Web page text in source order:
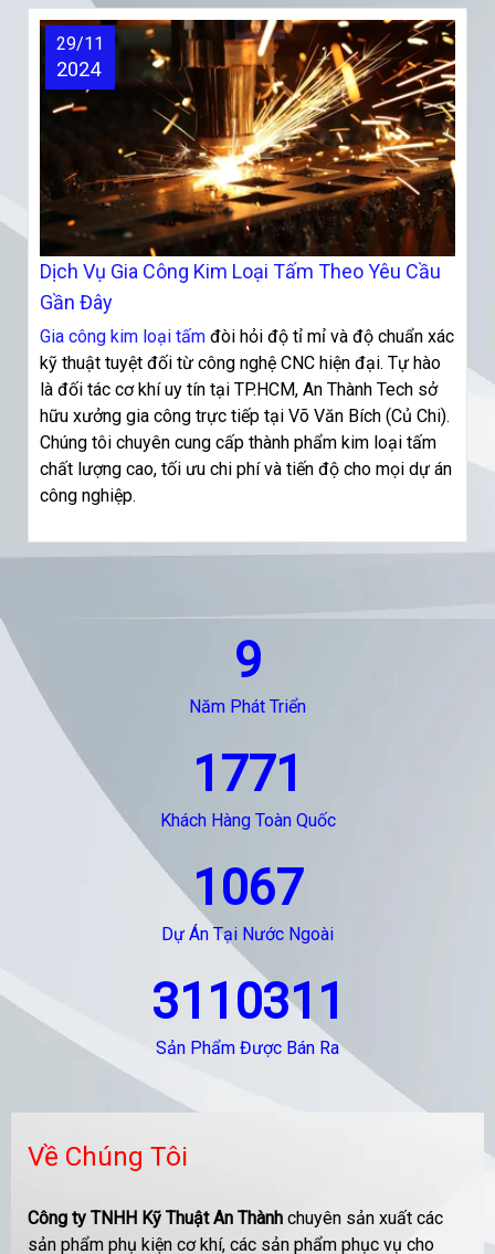
Dịch Vụ Gia Công Kim Loại Tấm Theo Yêu Cầu
Gần Đây
29/11
2024
Gia công kim loại tấm đòi hỏi độ tỉ mỉ và độ chuẩn xác
kỹ thuật tuyệt đối từ công nghệ CNC hiện đại. Tự hào
là đối tác cơ khí uy tín tại TP.HCM, An Thành Tech sở
hữu xưởng gia công trực tiếp tại Võ Văn Bích (Củ Chi).
Chúng tôi chuyên cung cấp thành phẩm kim loại tấm
chất lượng cao, tối ưu chi phí và tiến độ cho mọi dự án
công nghiệp.
9
Năm Phát Triển
1771
Khách Hàng Toàn Quốc
1067
Dự Án Tại Nước Ngoài
3110311
Sản Phẩm Được Bán Ra
Về Chúng Tôi
Công ty TNHH Kỹ Thuật An Thành chuyên sản xuất các
sản phẩm phụ kiện cơ khí, các sản phẩm phục vụ cho